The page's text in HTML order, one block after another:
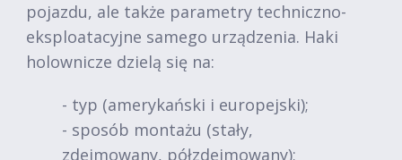
pojazdu, ale także parametry techniczno-
eksploatacyjne samego urządzenia. Haki
holownicze dzielą się na:
- typ (amerykański i europejski);
- sposób montażu (stały,
zdejmowany, półzdejmowany);